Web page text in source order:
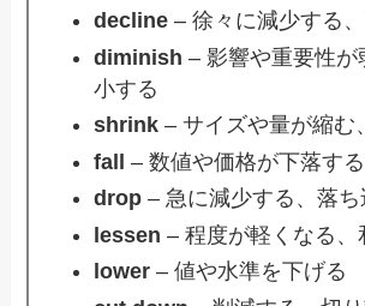
decline – 徐々に減少する
diminish – 影響や重要性が
小する
shrink – サイズや量が縮む
fall – 数値や価格が下落する
drop – 急に減少する、落ち
lessen – 程度が軽くなる、
lower – 値や水準を下げる